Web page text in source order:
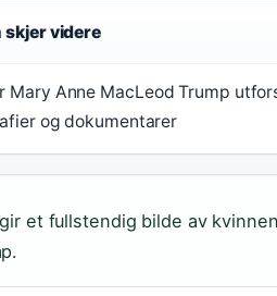
skjer videre
Mary Anne MacLeod Trump
og dokumentarer
et fullstendig bilde av